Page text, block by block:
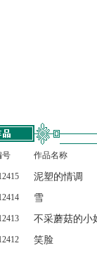
号 作品名称
泥塑的情调
雪
不采蘑菇的小
笑脸